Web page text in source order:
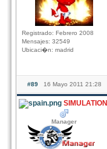
Registrado: Febrero 2008
Mensajes: 32549
Ubicaci�n: madrid
#89 16 Mayo 2011 21:28
SIMULATION
Manager